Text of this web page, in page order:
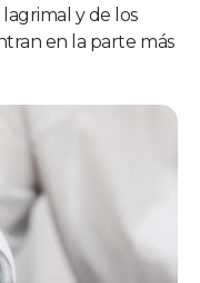
y de los
en la parte más